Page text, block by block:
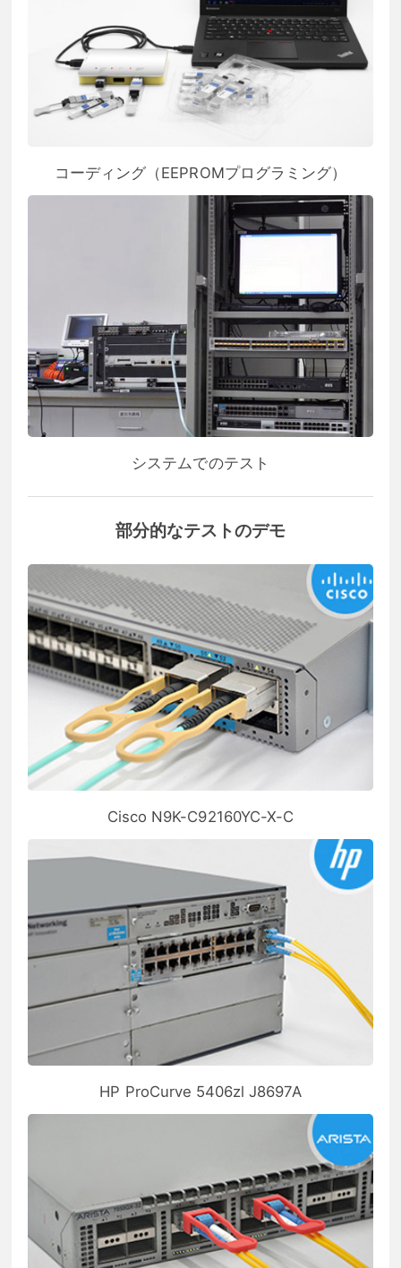
コーディング（EEPROMプログラミング）
システムでのテスト
部分的なテストのデモ
Cisco N9K-C92160YC-X-C
HP ProCurve 5406zl J8697A